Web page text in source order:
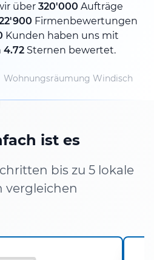
über 320'000 Aufträge
Firmenbewertungen
Kunden haben uns mit
4.72 Sternen bewertet.
Wohnungsräumung Windisch
ist es
bis zu 5 lokale
vergleichen